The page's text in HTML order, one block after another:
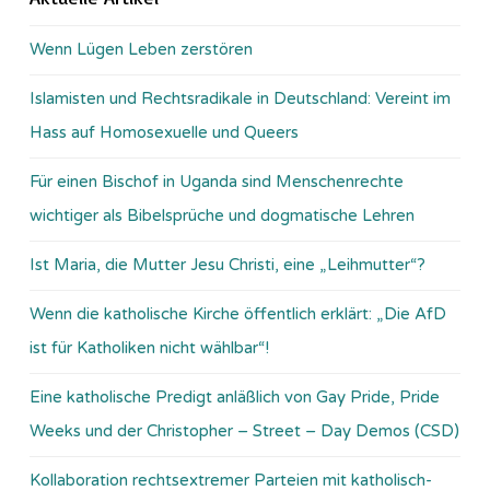
Wenn Lügen Leben zerstören
Islamisten und Rechtsradikale in Deutschland: Vereint im
Hass auf Homosexuelle und Queers
Für einen Bischof in Uganda sind Menschenrechte
wichtiger als Bibelsprüche und dogmatische Lehren
Ist Maria, die Mutter Jesu Christi, eine „Leihmutter“?
Wenn die katholische Kirche öffentlich erklärt: „Die AfD
ist für Katholiken nicht wählbar“!
Eine katholische Predigt anläßlich von Gay Pride, Pride
Weeks und der Christopher – Street – Day Demos (CSD)
Kollaboration rechtsextremer Parteien mit katholisch-